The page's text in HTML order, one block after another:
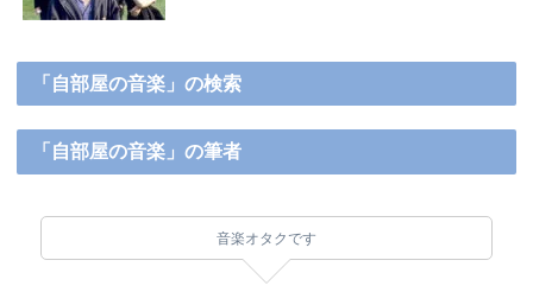
「自部屋の音楽」の検索
「自部屋の音楽」の筆者
音楽オタクです